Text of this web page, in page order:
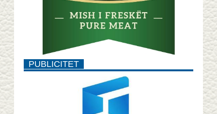
PUBLICITET